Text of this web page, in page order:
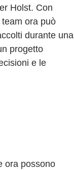
Holst. Con
team ora può
durante una
progetto
e le
ora possono